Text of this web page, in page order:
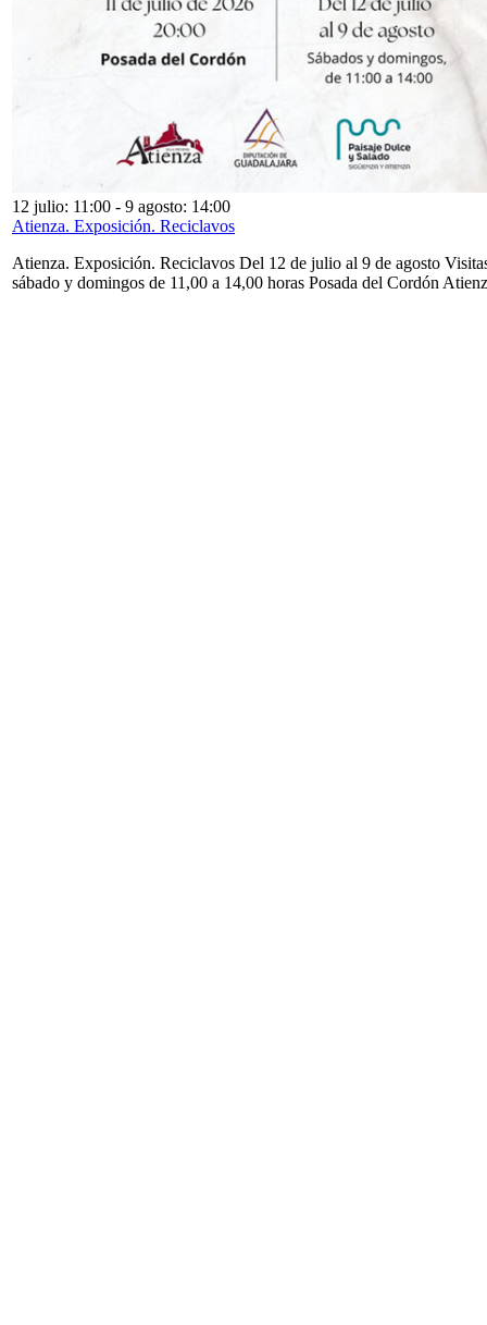
12 julio: 11:00 - 9 agosto: 14:00
Atienza. Exposición. Reciclavos
Atienza. Exposición. Reciclavos Del 12 de julio al 9 de agosto
sábado y domingos de 11,00 a 14,00 horas Posada del Cordón